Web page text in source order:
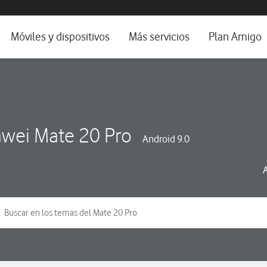
e idioma
Móviles y dispositivos Más servicios Plan Amigo
Mate 20 Pro Android 9.0